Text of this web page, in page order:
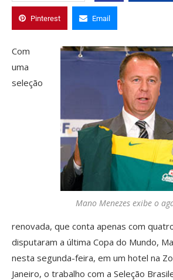
Pinterest Email
Mano Menezes exibe o
Com
uma
seleção
renovada, que conta apenas com
disputaram a última Copa do Mundo,
nesta segunda-feira, em um hotel na
Janeiro, o trabalho com a Seleção